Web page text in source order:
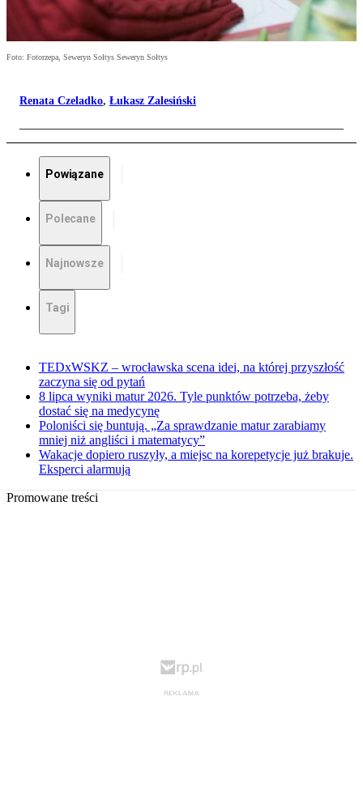
Foto: Fotorzepa, Seweryn Sołtys Seweryn Sołtys
Renata Czeladko, Łukasz Zalesiński
Powiązane
Polecane
Najnowsze
Tagi
TEDxWSKZ – wrocławska scena idei, na której przyszłość
zaczyna się od pytań
8 lipca wyniki matur 2026. Tyle punktów potrzeba, żeby
dostać się na medycynę
Poloniści się buntują. „Za sprawdzanie matur zarabiamy
mniej niż angliści i matematycy”
Wakacje dopiero ruszyły, a miejsc na korepetycje już brakuje.
Eksperci alarmują
Promowane treści